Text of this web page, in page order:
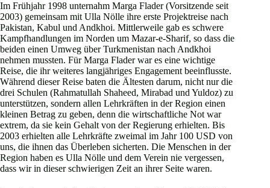
Im Frühjahr 1998 unternahm Marga Flader (Vorsitzende seit
2003) gemeinsam mit Ulla Nölle ihre erste Projektreise nach
Pakistan, Kabul und Andkhoi. Mittlerweile gab es schwere
Kampfhandlungen im Norden um Mazar-e-Sharif, so dass die
beiden einen Umweg über Turkmenistan nach Andkhoi
nehmen mussten. Für Marga Flader war es eine wichtige
Reise, die ihr weiteres langjähriges Engagement beeinflusste.
Während dieser Reise baten die Ältesten darum, nicht nur die
drei Schulen (Rahmatullah Shaheed, Mirabad und Yuldoz) zu
unterstützen, sondern allen Lehrkräften in der Region einen
kleinen Betrag zu geben, denn die wirtschaftliche Not war
extrem, da sie kein Gehalt von der Regierung erhielten. Bis
2003 erhielten alle Lehrkräfte zweimal im Jahr 100 USD von
uns, die ihnen das Überleben sicherten. Die Menschen in der
Region haben es Ulla Nölle und dem Verein nie vergessen,
dass wir in dieser schwierigen Zeit an ihrer Seite waren.